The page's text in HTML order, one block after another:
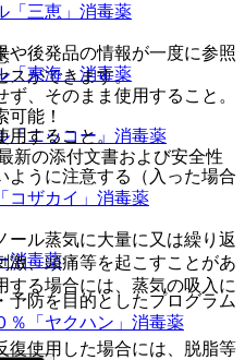
三恵」 消毒薬
「東海」消毒薬
ニッコー」 消毒薬
ザカイ」 消毒薬
消毒薬
「ヤクハン」 消毒薬
、そのまま使用すること。
すること。
うに注意する（入った場合
ル蒸気に大量に又は繰り返
激、頭痛等を起こすことがあ
する場合には、蒸気の吸入に
使用した場合には、脱脂等
や後発品の情報が一度に参照
スができます。
能！
新の添付文書および安全性
防を目的としたプログラム